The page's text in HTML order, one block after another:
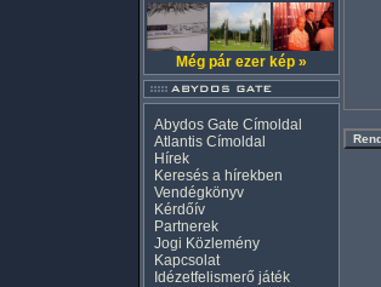
Még pár ezer kép »
Abydos Gate Címoldal
Atlantis Címoldal
Hírek
Keresés a hírekben
Vendégkönyv
Kérdőív
Partnerek
Jogi Közlemény
Kapcsolat
Idézetfelismerő játék